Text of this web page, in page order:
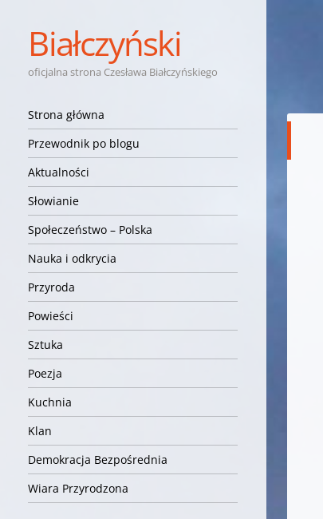
Białczyński
oficjalna strona Czesława Białczyńskiego
Nawigacja
Przejdź do treści
Strona główna
Przewodnik po blogu
Aktualności
Słowianie
Społeczeństwo – Polska
Nauka i odkrycia
Przyroda
Powieści
Sztuka
Poezja
Kuchnia
Klan
Demokracja Bezpośrednia
Wiara Przyrodzona